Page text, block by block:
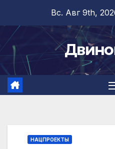
содержимому
Вс. Авг 9th,
НАЦПРОЕКТЫ